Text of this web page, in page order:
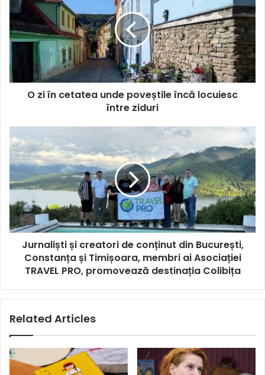
în
cetatea
unde
poveștile
între
ziduriO zi în cetatea unde poveștile încă locuiesc
între ziduri
și
creatori
de
conținut
București,
Constanța
și
Timișoara,
membri
TRAVEL
promovează
Jurnaliști și creatori de conținut din București,
Constanța și Timișoara, membri ai Asociației
TRAVEL PRO, promovează destinația Colibița
Related Articles